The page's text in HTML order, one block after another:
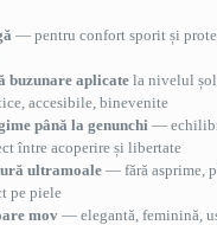
— pentru confort sporit și
buzunare aplicate la nivelul
accesibile, binevenite
până la genunchi —
între acoperire și libertate
ultramoale— fără asprime,
pe piele
mov — elegantă, feminină,